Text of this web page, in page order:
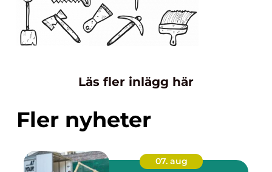
Läs fler inlägg här
Fler nyheter
07. aug